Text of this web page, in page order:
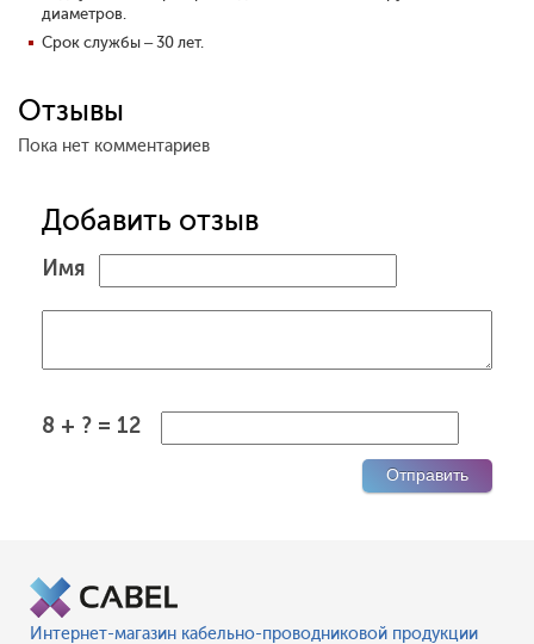
диаметров.
Срок службы – 30 лет.
Отзывы
Пока нет комментариев
Добавить отзыв
Имя
8 + ? = 12
Интернет-магазин кабельно-проводниковой продукции